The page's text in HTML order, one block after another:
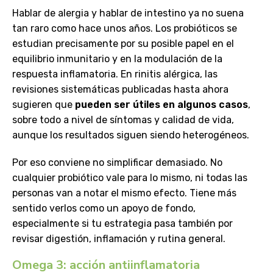
Hablar de alergia y hablar de intestino ya no suena
tan raro como hace unos años. Los probióticos se
estudian precisamente por su posible papel en el
equilibrio inmunitario y en la modulación de la
respuesta inflamatoria. En rinitis alérgica, las
revisiones sistemáticas publicadas hasta ahora
sugieren que pueden ser útiles en algunos casos,
sobre todo a nivel de síntomas y calidad de vida,
aunque los resultados siguen siendo heterogéneos.
Por eso conviene no simplificar demasiado. No
cualquier probiótico vale para lo mismo, ni todas las
personas van a notar el mismo efecto. Tiene más
sentido verlos como un apoyo de fondo,
especialmente si tu estrategia pasa también por
revisar digestión, inflamación y rutina general.
Omega 3: acción antiinflamatoria